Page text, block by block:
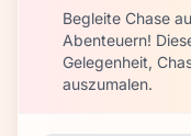
Begleite Chase
Abenteuern!
Gelegenheit,
auszumalen.